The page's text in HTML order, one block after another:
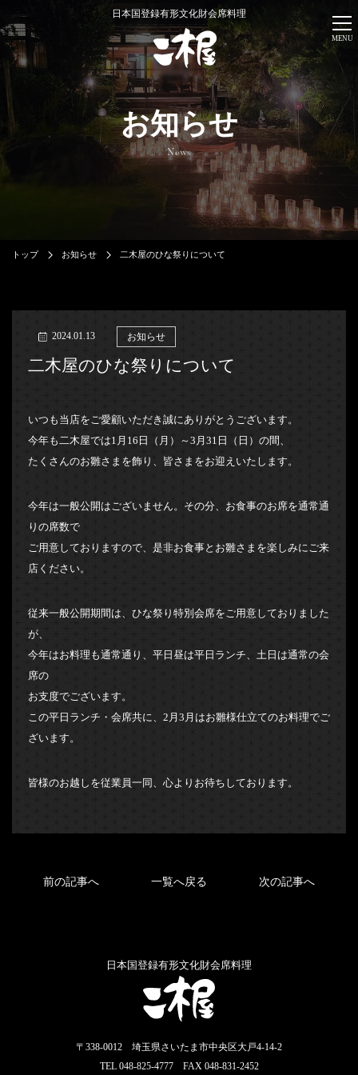
MENU
日本国登録有形文化財会席料理
お知らせ
News
トップ お知らせ 二木屋のひな祭りについて
2024.01.13 お知らせ
二木屋のひな祭りについて
いつも当店をご愛顧いただき誠にありがとうございます。
今年も二木屋では1月16日（月）～3月31日（日）の間、
たくさんのお雛さまを飾り、皆さまをお迎えいたします。
今年は一般公開はございません。その分、お食事のお席を通常通
りの席数で
ご用意しておりますので、是非お食事とお雛さまを楽しみにご来
店ください。
従来一般公開期間は、ひな祭り特別会席をご用意しておりました
が、
今年はお料理も通常通り、平日昼は平日ランチ、土日は通常の会
席の
お支度でございます。
この平日ランチ・会席共に、2月3月はお雛様仕立てのお料理でご
ざいます。
皆様のお越しを従業員一同、心よりお待ちしております。
前の記事へ 一覧へ戻る 次の記事へ
日本国登録有形文化財会席料理
〒338-0012 埼玉県さいたま市中央区大戸4-14-2
TEL 048-825-4777 FAX 048-831-2452